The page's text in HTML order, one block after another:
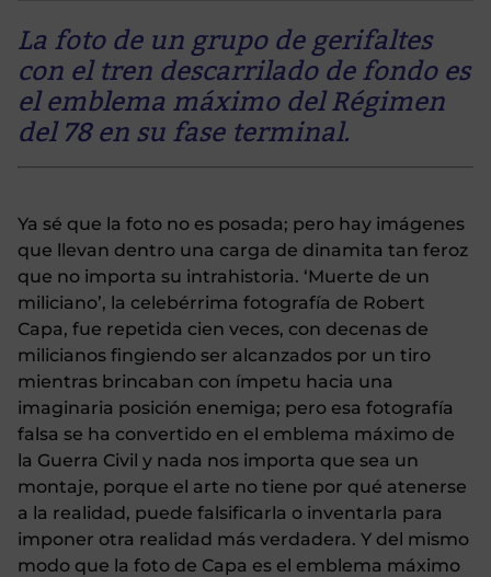
La foto de un grupo de gerifaltes
con el tren descarrilado de fondo es
el emblema máximo del Régimen
del 78 en su fase terminal.
Ya sé que la foto no es posada; pero hay imágenes
que llevan dentro una carga de dinamita tan feroz
que no importa su intrahistoria. ‘Muerte de un
miliciano’, la celebérrima fotografía de Robert
Capa, fue repetida cien veces, con decenas de
milicianos fingiendo ser alcanzados por un tiro
mientras brincaban con ímpetu hacia una
imaginaria posición enemiga; pero esa fotografía
falsa se ha convertido en el emblema máximo de
la Guerra Civil y nada nos importa que sea un
montaje, porque el arte no tiene por qué atenerse
a la realidad, puede falsificarla o inventarla para
imponer otra realidad más verdadera. Y del mismo
modo que la foto de Capa es el emblema máximo